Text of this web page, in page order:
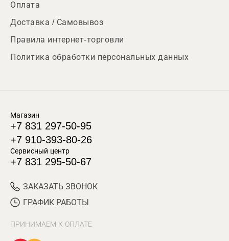
Оплата
Доставка / Самовывоз
Правила интернет-торговли
Политика обработки персональных данных
Магазин
+7 831 297-50-95
+7 910-393-80-26
Сервисный центр
+7 831 295-50-67
ЗАКАЗАТЬ ЗВОНОК
ГРАФИК РАБОТЫ
ПРИНИМАЕМ К ОПЛАТЕ